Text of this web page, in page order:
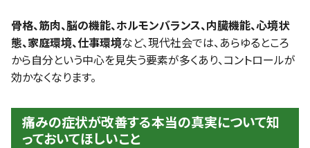
骨格、筋肉、脳の機能、ホルモンバランス、内臓機能、心境状
態、家庭環境、仕事環境など、現代社会では、あらゆるところ
から自分という中心を見失う要素が多くあり、コントロールが
効かなくなります。
痛みの症状が改善する本当の真実について知
っておいてほしいこと